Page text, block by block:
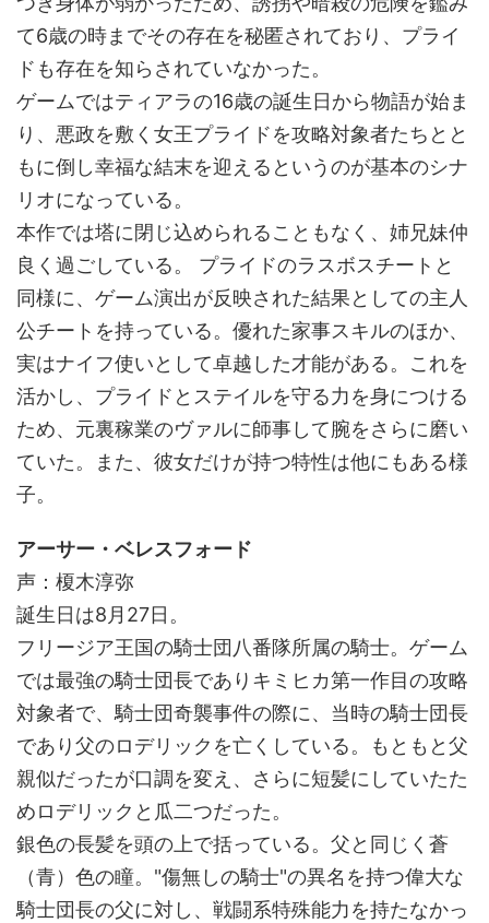
て6歳の時までその存在を秘匿されており、プライ
ドも存在を知らされていなかった。
ゲームではティアラの16歳の誕生日から物語が始ま
り、悪政を敷く女王プライドを攻略対象者たちとと
もに倒し幸福な結末を迎えるというのが基本のシナ
リオになっている。
本作では塔に閉じ込められることもなく、姉兄妹仲
良く過ごしている。 プライドのラスボスチートと
同様に、ゲーム演出が反映された結果としての主人
公チートを持っている。優れた家事スキルのほか、
実はナイフ使いとして卓越した才能がある。これを
活かし、プライドとステイルを守る力を身につける
ため、元裏稼業のヴァルに師事して腕をさらに磨い
ていた。また、彼女だけが持つ特性は他にもある様
子。
アーサー・ベレスフォード
声：榎木淳弥
誕生日は8月27日。
フリージア王国の騎士団八番隊所属の騎士。ゲーム
では最強の騎士団長でありキミヒカ第一作目の攻略
対象者で、騎士団奇襲事件の際に、当時の騎士団長
であり父のロデリックを亡くしている。もともと父
親似だったが口調を変え、さらに短髪にしていたた
めロデリックと瓜二つだった。
銀色の長髪を頭の上で括っている。父と同じく蒼
（青）色の瞳。"傷無しの騎士"の異名を持つ偉大な
騎士団長の父に対し、戦闘系特殊能力を持たなかっ